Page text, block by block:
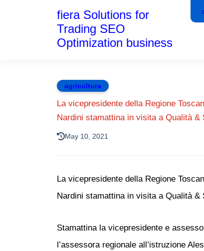
fiera Solutions for
Trading SEO
Optimization business
agricoltura
La vicepresidente della Regione
Nardini stamattina in visita a Qualità &
May 10, 2021
La vicepresidente della Regione
Nardini stamattina in visita a Qualità
Stamattina la vicepresidente e
l’assessora regionale all’istruzione